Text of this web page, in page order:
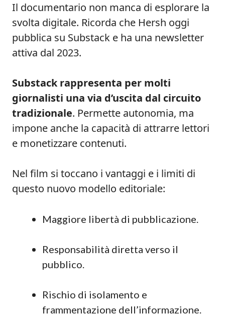
Il documentario non manca di esplorare la
svolta digitale. Ricorda che Hersh oggi
pubblica su Substack e ha una newsletter
attiva dal 2023.
Substack rappresenta per molti
giornalisti una via d’uscita dal circuito
tradizionale. Permette autonomia, ma
impone anche la capacità di attrarre lettori
e monetizzare contenuti.
Nel film si toccano i vantaggi e i limiti di
questo nuovo modello editoriale:
Maggiore libertà di pubblicazione.
Responsabilità diretta verso il
pubblico.
Rischio di isolamento e
frammentazione dell’informazione.